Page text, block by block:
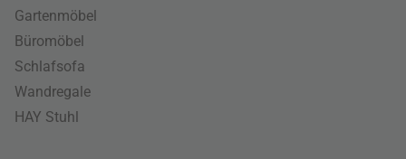
Gartenmöbel
Büromöbel
Schlafsofa
Wandregale
HAY Stuhl